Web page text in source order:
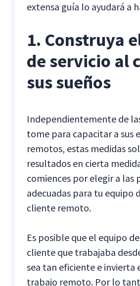
extensa guía lo ayudará a
1. Construya
de servicio al
sus sueños
Independientemente de
tome para capacitar a sus
remotos, estas medidas
resultados en cierta
comiences por elegir a las
adecuadas para tu equipo
cliente remoto.
Es posible que el equipo
cliente que trabajaba
sea tan eficiente e invierta
trabajo remoto. Por lo